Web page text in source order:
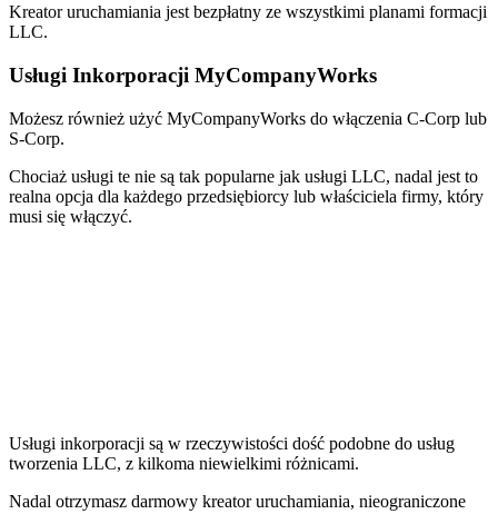
Kreator uruchamiania jest bezpłatny ze wszystkimi planami formacji
LLC.
Usługi Inkorporacji MyCompanyWorks
Możesz również użyć MyCompanyWorks do włączenia C-Corp lub
S-Corp.
Chociaż usługi te nie są tak popularne jak usługi LLC, nadal jest to
realna opcja dla każdego przedsiębiorcy lub właściciela firmy, który
musi się włączyć.
Usługi inkorporacji są w rzeczywistości dość podobne do usług
tworzenia LLC, z kilkoma niewielkimi różnicami.
Nadal otrzymasz darmowy kreator uruchamiania, nieograniczone